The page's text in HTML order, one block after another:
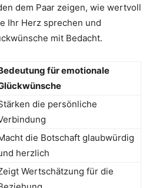
dem Paar zeigen, wie wertvoll
Ihr Herz sprechen und
mit Bedacht.
für emotionale
die persönliche
die Botschaft glaubwürdig
herzlich
Wertschätzung für die